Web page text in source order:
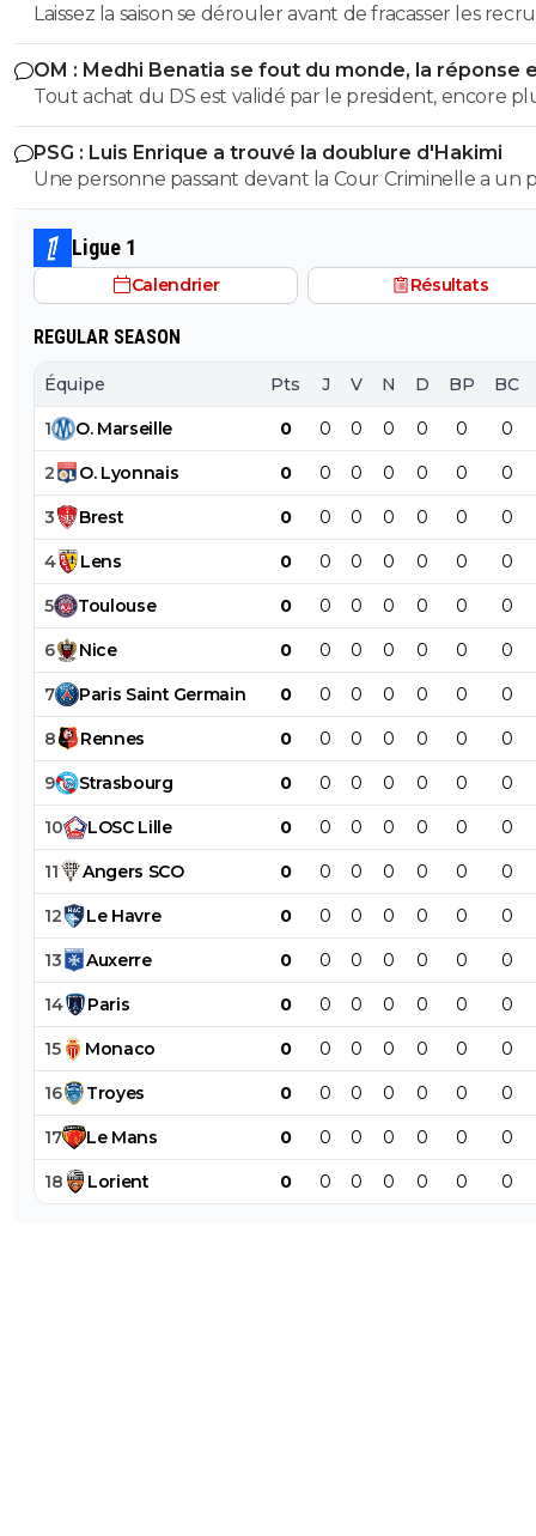
déterminer
parler
Laissez la saison se dérouler avant de fracasser les
OM : Medhi Benatia se fout du monde, la réponse
violente
Tout achat du DS est validé par le president, encore
quand ce president est la depuis plus de 5ans et que c
qui a signé les accords avec l UEFA. On peut reprocher à
Benatia le choix de certains joueurs, ou certaines
sportif, mais le financier etait du ressort de Longoria.
PSG : Luis Enrique a trouvé la doublure d'Hakimi
Une personne passant devant la Cour Criminelle a un
plus de 5 % de chance d'être acquitée. Donc...
Ligue 1
Calendrier Résultats
REGULAR SEASON
Équipe Pts J V N D BP BC
1 O. Marseille 0 0 0 0 0 0 0
2 O. Lyonnais 0 0 0 0 0 0 0
3 Brest 0 0 0 0 0 0 0
4 Lens 0 0 0 0 0 0 0
5 Toulouse 0 0 0 0 0 0 0
6 Nice 0 0 0 0 0 0 0
7 Paris Saint Germain 0 0 0 0 0 0 0
8 Rennes 0 0 0 0 0 0 0
9 Strasbourg 0 0 0 0 0 0 0
10 LOSC Lille 0 0 0 0 0 0 0
11 Angers SCO 0 0 0 0 0 0 0
12 Le Havre 0 0 0 0 0 0 0
13 Auxerre 0 0 0 0 0 0 0
14 Paris 0 0 0 0 0 0 0
15 Monaco 0 0 0 0 0 0 0
16 Troyes 0 0 0 0 0 0 0
17 Le Mans 0 0 0 0 0 0 0
18 Lorient 0 0 0 0 0 0 0